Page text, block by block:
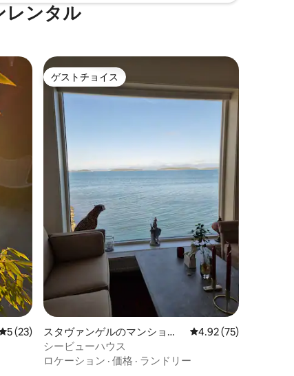
レンタル
ビュー23件、5つ星中5つ星の平均評価
5 (23)
ゲストチョイス
ゲストチョイス
スタヴァンゲルのマンショ
ン・アパート
レビュー75件、5つ
4.92 (75)
シービューハウス
ロケーション · 価格 · ランドリー